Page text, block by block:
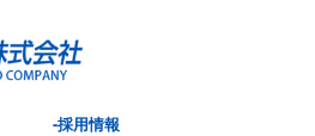
-採用情報